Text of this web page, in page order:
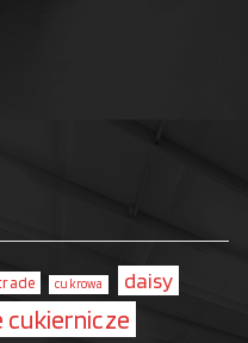
cukrowa daisy
cukiernicze